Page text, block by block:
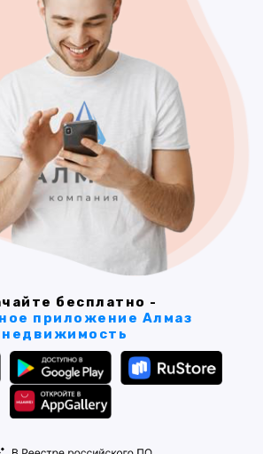
бесплатно -
приложение Алмаз
недвижимость